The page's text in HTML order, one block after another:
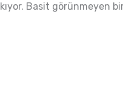
Basit görünmeyen bir